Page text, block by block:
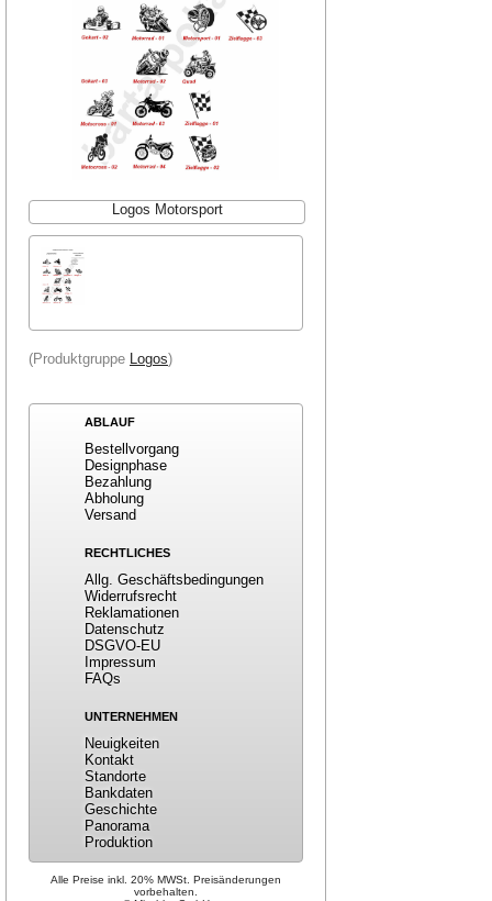
Logos Motorsport
(Produktgruppe Logos)
ABLAUF
Bestellvorgang
Designphase
Bezahlung
Abholung
Versand
RECHTLICHES
Allg. Geschäftsbedingungen
Widerrufsrecht
Reklamationen
Datenschutz
DSGVO-EU
Impressum
FAQs
UNTERNEHMEN
Neuigkeiten
Kontakt
Standorte
Bankdaten
Geschichte
Panorama
Produktion
Alle Preise inkl. 20% MWSt. Preisänderungen
vorbehalten.